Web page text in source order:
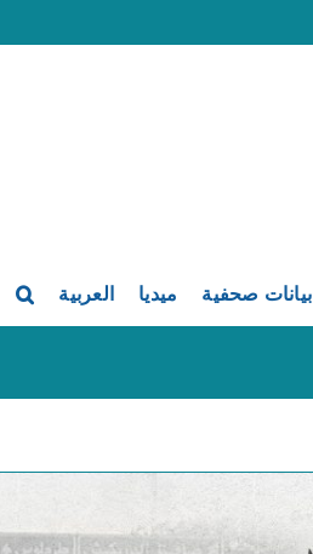
بيانات صحفية ميديا العربية